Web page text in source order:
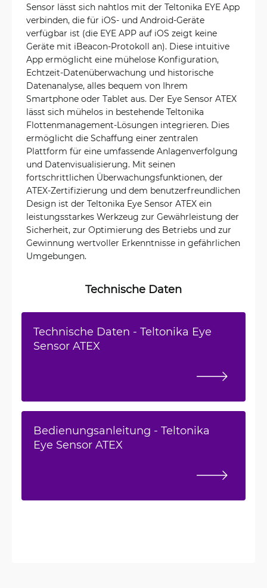
Sensor lässt sich nahtlos mit der Teltonika EYE App
verbinden, die für iOS- und Android-Geräte
verfügbar ist (die EYE APP auf iOS zeigt keine
Geräte mit iBeacon-Protokoll an). Diese intuitive
App ermöglicht eine mühelose Konfiguration,
Echtzeit-Datenüberwachung und historische
Datenanalyse, alles bequem von Ihrem
Smartphone oder Tablet aus. Der Eye Sensor ATEX
lässt sich mühelos in bestehende Teltonika
Flottenmanagement-Lösungen integrieren. Dies
ermöglicht die Schaffung einer zentralen
Plattform für eine umfassende Anlagenverfolgung
und Datenvisualisierung. Mit seinen
fortschrittlichen Überwachungsfunktionen, der
ATEX-Zertifizierung und dem benutzerfreundlichen
Design ist der Teltonika Eye Sensor ATEX ein
leistungsstarkes Werkzeug zur Gewährleistung der
Sicherheit, zur Optimierung des Betriebs und zur
Gewinnung wertvoller Erkenntnisse in gefährlichen
Umgebungen.
Technische Daten
Technische Daten - Teltonika Eye
Sensor ATEX
Bedienungsanleitung - Teltonika
Eye Sensor ATEX